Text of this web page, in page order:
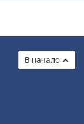
В начало